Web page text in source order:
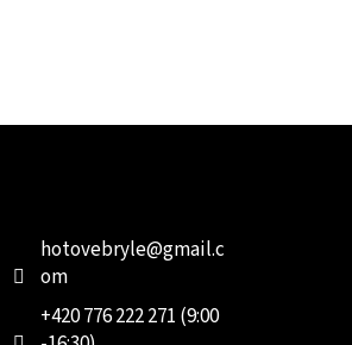
hotovebryle@gmail.c
om
+420 776 222 271 (9:00